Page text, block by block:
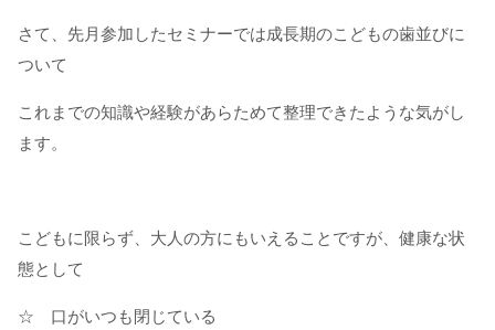
さて、先月参加したセミナーでは成長期のこどもの歯並びに
ついて
これまでの知識や経験があらためて整理できたような気がし
ます。
こどもに限らず、大人の方にもいえることですが、健康な状
態として
☆ 口がいつも閉じている